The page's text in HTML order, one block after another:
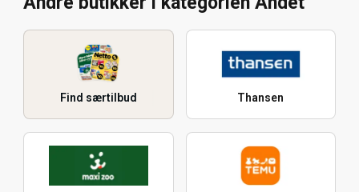
Find særtilbud Thansen